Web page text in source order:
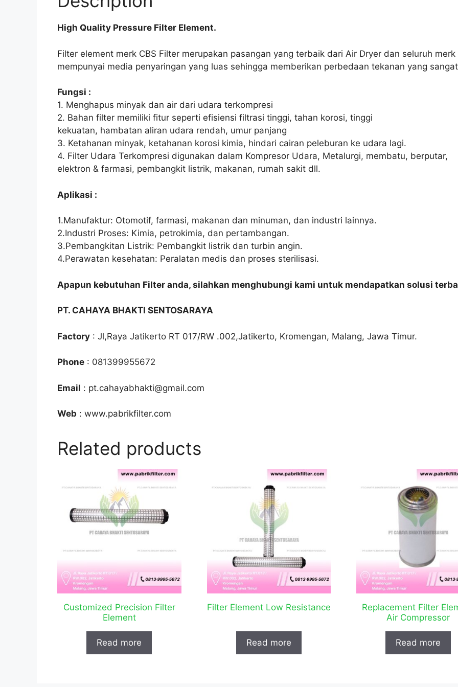
High Quality Pressure Filter Element.
Filter element merk CBS Filter merupakan pasangan yang terbaik dari Air Dryer dan seluruh
mempunyai media penyaringan yang luas sehingga memberikan perbedaan tekanan yang
Fungsi :
1. Menghapus minyak dan air dari udara terkompresi
2. Bahan filter memiliki fitur seperti efisiensi filtrasi tinggi, tahan korosi, tinggi
kekuatan, hambatan aliran udara rendah, umur panjang
3. Ketahanan minyak, ketahanan korosi kimia, hindari cairan peleburan ke udara lagi.
4. Filter Udara Terkompresi digunakan dalam Kompresor Udara, Metalurgi, membatu, berputar,
elektron & farmasi, pembangkit listrik, makanan, rumah sakit dll.
Aplikasi :
1.Manufaktur: Otomotif, farmasi, makanan dan minuman, dan industri lainnya.
2.Industri Proses: Kimia, petrokimia, dan pertambangan.
3.Pembangkitan Listrik: Pembangkit listrik dan turbin angin.
4.Perawatan kesehatan: Peralatan medis dan proses sterilisasi.
Apapun kebutuhan Filter anda, silahkan menghubungi kami untuk mendapatkan solusi
PT. CAHAYA BHAKTI SENTOSARAYA
Factory : Jl,Raya Jatikerto RT 017/RW .002,Jatikerto, Kromengan, Malang, Jawa Timur.
Phone : 081399955672
Email : pt.cahayabhakti@gmail.com
Web : www.pabrikfilter.com
Related products
Customized Precision Filter
Element
Read more
Filter Element Low Resistance
Read more
Replacement Filter
Air Compressor
Read more